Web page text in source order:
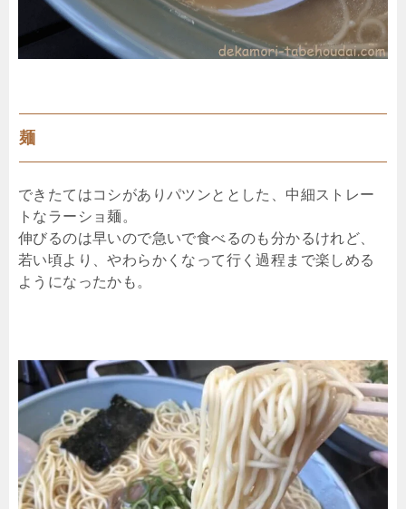
麺
できたてはコシがありパツンととした、中細ストレー
トなラーショ麺。
伸びるのは早いので急いで食べるのも分かるけれど、
若い頃より、やわらかくなって行く過程まで楽しめる
ようになったかも。